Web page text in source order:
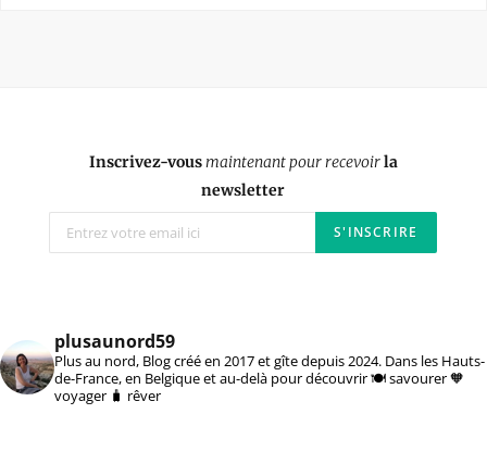
Inscrivez-vousmaintenant pour recevoirla
newsletter
plusaunord59
Plus au nord, Blog créé en 2017 et gîte depuis 2024. Dans les Hauts-
de-France, en Belgique et au-delà pour découvrir 🍽️ savourer 🧡
voyager 🧳 rêver